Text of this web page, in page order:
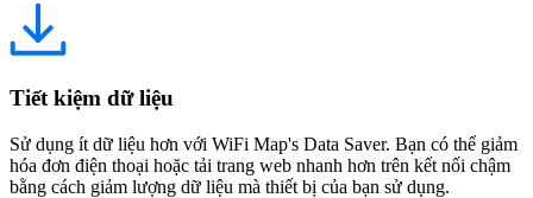
Tiết kiệm dữ liệu
Sử dụng ít dữ liệu hơn với WiFi Map's Data Saver. Bạn có thể giảm
hóa đơn điện thoại hoặc tải trang web nhanh hơn trên kết nối chậm
bằng cách giảm lượng dữ liệu mà thiết bị của bạn sử dụng.